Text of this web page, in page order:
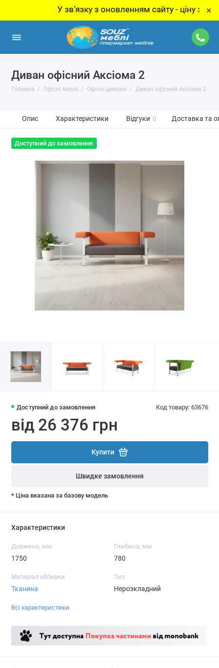
У звʼязку з оновленням сайту - ціну за товар
×
Диван офісний Аксіома 2
Головна Офісні меблі Офісні дивани Диван офісний Аксіома 2
Опис Характеристики Відгуки 0 Доставка та
Доступний до замовлення
Доступний до замовлення Код товару: 63676
від 26 376 грн
Купити
Швидке замовлення
* Ціна вказана за базову модель
Характеристики
Довжина, мм
1750
Глибина, мм
780
Матеріал оббивки
Тканина
Тип
Нерозкладний
Всі характеристики